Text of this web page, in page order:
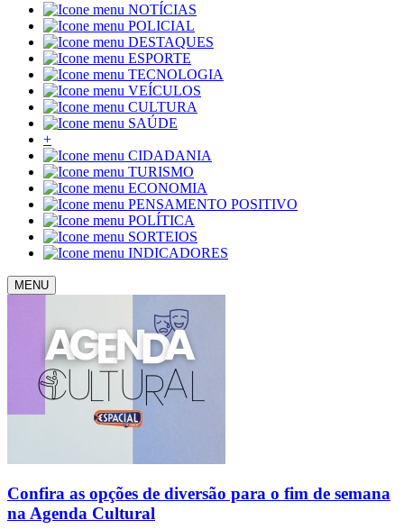
NOTÍCIAS
POLICIAL
DESTAQUES
ESPORTE
TECNOLOGIA
VEÍCULOS
CULTURA
SAÚDE
+
CIDADANIA
TURISMO
ECONOMIA
PENSAMENTO POSITIVO
POLÍTICA
SORTEIOS
INDICADORES
MENU
Confira as opções de diversão para o fim de semana
na Agenda Cultural